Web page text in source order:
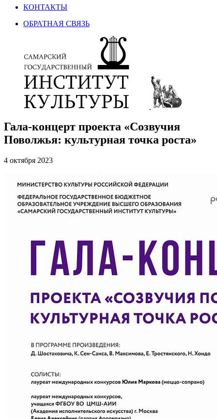
КОНТАКТЫ
ОБРАТНАЯ СВЯЗЬ
Гала-концерт проекта «Созвучия
Поволжья: культурная точка роста»
4 октября 2023